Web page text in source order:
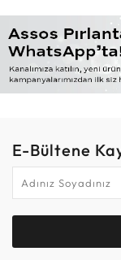
E-Bültene